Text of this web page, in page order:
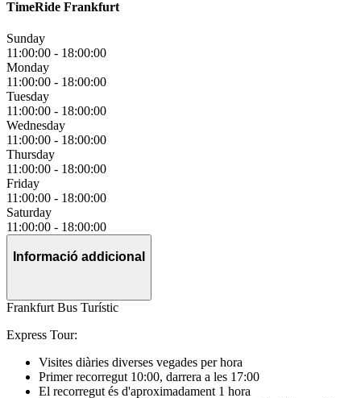
TimeRide Frankfurt
Sunday
11:00:00 - 18:00:00
Monday
11:00:00 - 18:00:00
Tuesday
11:00:00 - 18:00:00
Wednesday
11:00:00 - 18:00:00
Thursday
11:00:00 - 18:00:00
Friday
11:00:00 - 18:00:00
Saturday
11:00:00 - 18:00:00
Informació addicional
Frankfurt Bus Turístic
Express Tour:
Visites diàries diverses vegades per hora
Primer recorregut 10:00, darrera a les 17:00
El recorregut és d'aproximadament 1 hora